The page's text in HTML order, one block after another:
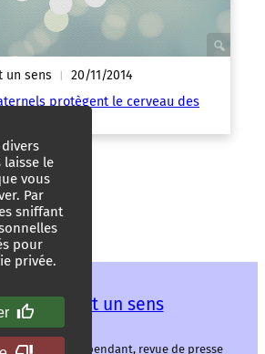
un sens | 20/11/2014
protègent le cerveau des
mots ont un sens
libre et indépendant, revue de presse
laisse le
vous
Par
sniffant
pour
privée.